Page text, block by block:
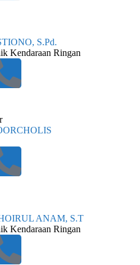
S.Pd.
Kendaraan Ringan
ANAM, S.T
Kendaraan Ringan